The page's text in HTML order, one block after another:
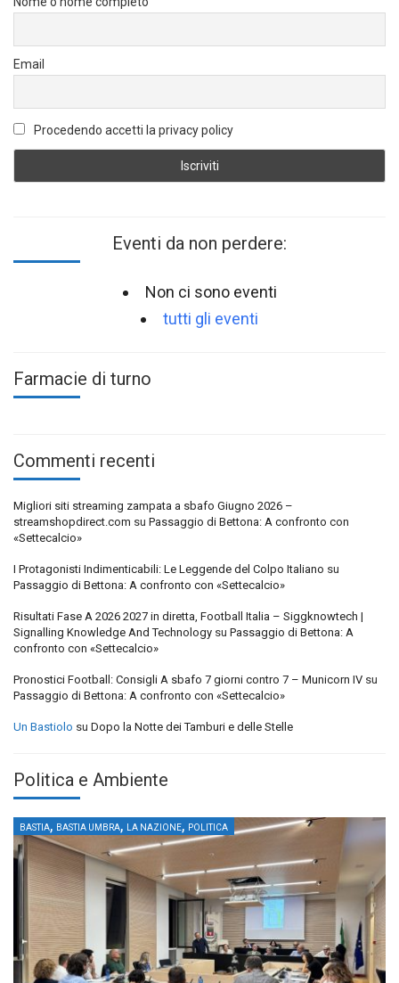
Email
Procedendo accetti la privacy policy
Eventi da non perdere:
Non ci sono eventi
tutti gli eventi
Farmacie di turno
Commenti recenti
Migliori siti streaming zampata a sbafo Giugno 2026 –
streamshopdirect.com su Passaggio di Bettona: A confronto con
«Settecalcio»
I Protagonisti Indimenticabili: Le Leggende del Colpo Italiano su
Passaggio di Bettona: A confronto con «Settecalcio»
Risultati Fase A 2026 2027 in diretta, Football Italia – Siggknowtech |
Signalling Knowledge And Technology su Passaggio di Bettona: A
confronto con «Settecalcio»
Pronostici Football: Consigli A sbafo 7 giorni contro 7 – Municorn IV su
Passaggio di Bettona: A confronto con «Settecalcio»
Un Bastiolo su Dopo la Notte dei Tamburi e delle Stelle
Politica e Ambiente
BASTIA, BASTIA UMBRA, LA NAZIONE, POLITICA